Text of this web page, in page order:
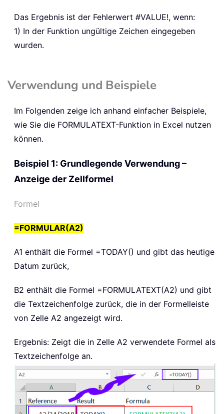
Das Ergebnis ist der Fehlerwert #VALUE!, wenn:
1) In der Funktion ungültige Zeichen eingegeben
wurden.
Verwendung und Beispiele
Im Folgenden zeige ich anhand einfacher Beispiele,
wie Sie die FORMULATEXT-Funktion in Excel nutzen
können.
Beispiel 1: Grundlegende Verwendung –
Anzeige der Zellformel
Formel
=FORMULAR(A2)
A1 enthält die Formel =TODAY() und gibt das heutige
Datum zurück,
B2 enthält die Formel =FORMULATEXT(A2) und gibt
die Textzeichenfolge zurück, die in der Formelleiste
von Zelle A2 angezeigt wird.
Ergebnis: Zeigt die in Zelle A2 verwendete Formel als
Textzeichenfolge an.